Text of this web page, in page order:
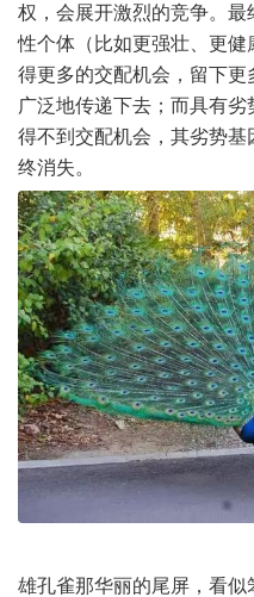
权，会展开激烈的竞争。
性个体（比如更强壮、更
得更多的交配机会，留下
广泛地传递下去；而具有
得不到交配机会，其劣势
终消失。
雄孔雀那华丽的尾屏，看